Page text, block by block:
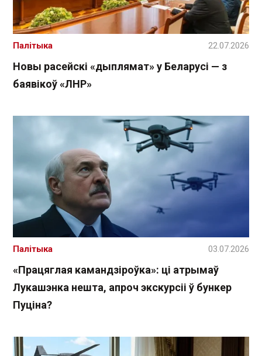
Новы расейскі «дыплямат» у Беларусі — з
баявікоў «ЛНР»
Палітыка 22.07.2026
«Працяглая камандзіроўка»: ці атрымаў
Лукашэнка нешта, апроч экскурсіі ў бункер
Пуціна?
Палітыка 03.07.2026